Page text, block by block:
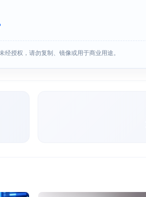
授权，请勿复制、镜像或用于商业用途。